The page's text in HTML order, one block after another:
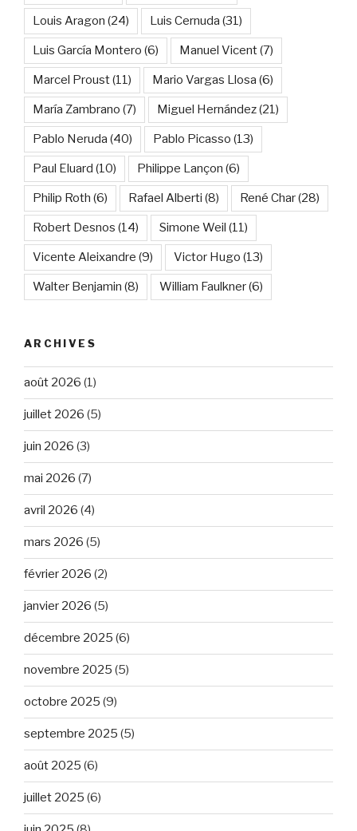
Louis Aragon (24) Luis Cernuda (31)
Luis García Montero (6) Manuel Vicent(7)
Marcel Proust(11) Mario Vargas Llosa (6)
María Zambrano (7) Miguel Hernández(21)
Pablo Neruda (40) Pablo Picasso (13)
Paul Eluard (10) Philippe Lançon (6)
Philip Roth (6) Rafael Alberti (8) René Char(28)
Robert Desnos (14) Simone Weil (11)
Vicente Aleixandre (9) Victor Hugo (13)
Walter Benjamin (8) William Faulkner(6)
ARCHIVES
août 2026 (1)
juillet 2026 (5)
juin 2026 (3)
mai 2026 (7)
avril 2026 (4)
mars 2026 (5)
février 2026 (2)
janvier 2026 (5)
décembre 2025 (6)
novembre 2025 (5)
octobre 2025 (9)
septembre 2025 (5)
août 2025 (6)
juillet 2025 (6)